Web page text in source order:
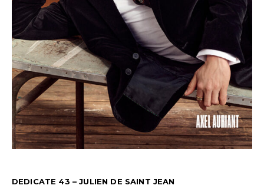
DEDICATE 43 – JULIEN DE SAINT JEAN